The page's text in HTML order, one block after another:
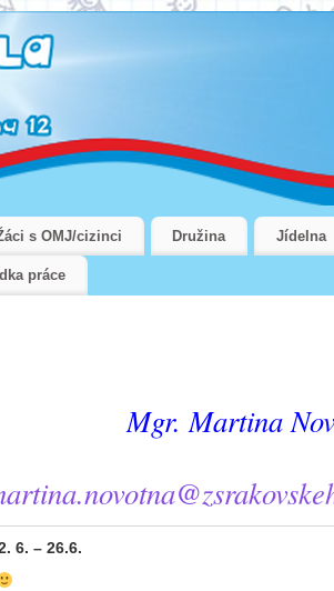
s OMJ/cizinci Družina Jídelna
práce
Mgr. Martina
6. – 26.6.